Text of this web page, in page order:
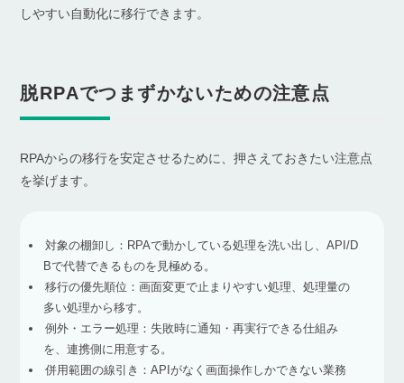
しやすい自動化に移行できます。
脱RPAでつまずかないための注意点
RPAからの移行を安定させるために、押さえておきたい注意点
を挙げます。
対象の棚卸し：RPAで動かしている処理を洗い出し、API/D
Bで代替できるものを見極める。
移行の優先順位：画面変更で止まりやすい処理、処理量の
多い処理から移す。
例外・エラー処理：失敗時に通知・再実行できる仕組み
を、連携側に用意する。
併用範囲の線引き：APIがなく画面操作しかできない業務